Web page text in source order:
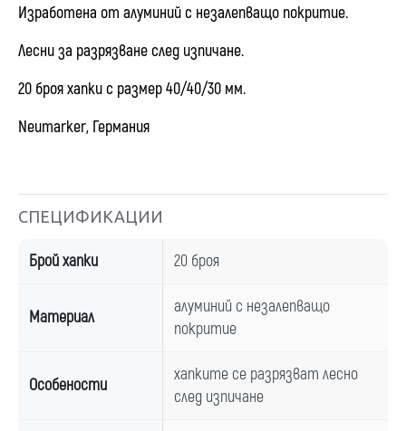
Изработена от алуминий с незалепващо покритие.
Лесни за разрязване след изпичане.
20 броя хапки с размер 40/40/30 мм.
Neumarker, Германия
СПЕЦИФИКАЦИИ
Брой хапки 20 броя
Материал
алуминий с незалепващо
покритие
Особености
хапките се разрязват лесно
след изпичане